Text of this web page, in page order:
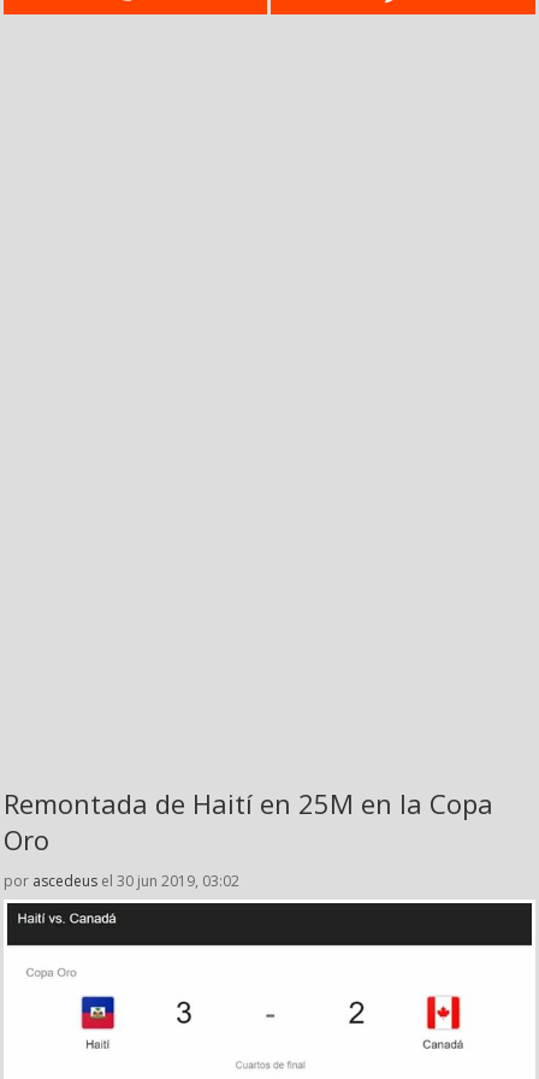
Remontada de Haití en 25M en la Copa
Oro
por ascedeus el 30 jun 2019, 03:02